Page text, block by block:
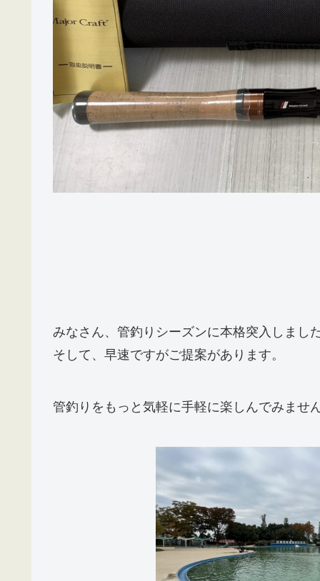
みなさん、管釣りシーズンに本格突入しまし
そして、早速ですがご提案があります。
管釣りをもっと気軽に手軽に楽しんでみませ